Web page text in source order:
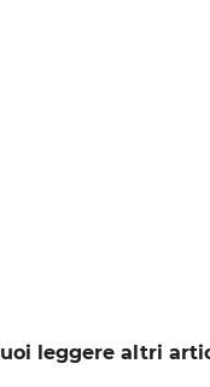
leggere altri